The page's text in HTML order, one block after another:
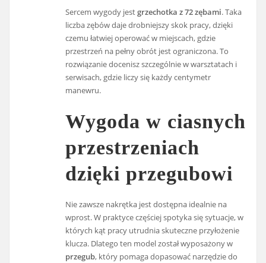
Sercem wygody jestgrzechotka z 72 zębami. Taka
liczba zębów daje drobniejszy skok pracy, dzięki
czemu łatwiej operować w miejscach, gdzie
przestrzeń na pełny obrót jest ograniczona. To
rozwiązanie docenisz szczególnie w warsztatach i
serwisach, gdzie liczy się każdy centymetr
manewru.
Wygoda w ciasnych
przestrzeniach
dzięki przegubowi
Nie zawsze nakrętka jest dostępna idealnie na
wprost. W praktyce częściej spotyka się sytuacje, w
których kąt pracy utrudnia skuteczne przyłożenie
klucza. Dlatego ten model został wyposażony w
przegub, który pomaga dopasować narzędzie do